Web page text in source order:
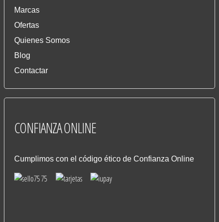
Marcas
Ofertas
Quienes Somos
Blog
Contactar
CONFIANZAONLINE
Cumplimos con el código ético de Confianza Online